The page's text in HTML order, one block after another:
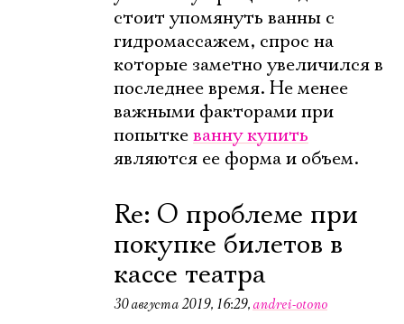
стоит упомянуть ванны с
гидромассажем, спрос на
которые заметно увеличился в
последнее время. Не менее
важными факторами при
попыткеванну купить
являются ее форма и объем.
Re: О проблеме при
покупке билетов в
кассе театра
30 августа 2019, 16:29, andrei-otono